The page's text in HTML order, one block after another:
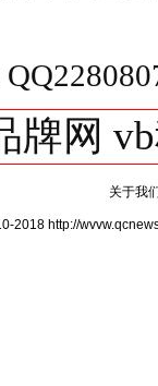
牌网
关于我
2018 http://